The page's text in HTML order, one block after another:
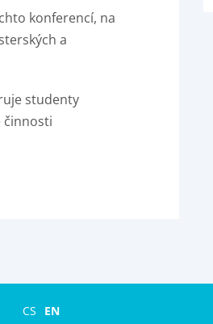
konferencí, na
a
studenty
činnosti
CS EN